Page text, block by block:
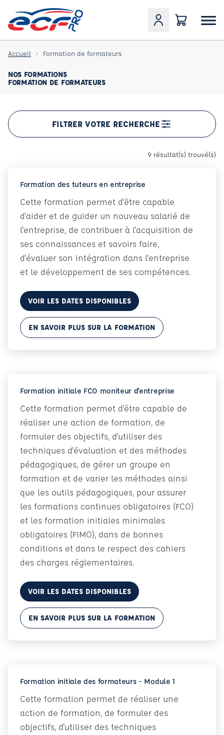
Accueil Formation de formateurs
NOS FORMATIONS
FORMATION DE FORMATEURS
FILTRER VOTRE RECHERCHE
9 résultat(s) trouvé(s)
Formation des tuteurs en entreprise
Cette formation permet d'être capable
d'aider et de guider un nouveau salarié de
l'entreprise, de contribuer à l'acquisition de
ses connaissances et savoirs faire,
d'évaluer son intégration dans l'entreprise
et le développement de ses compétences.
VOIR LES DATES DISPONIBLES
EN SAVOIR PLUS SUR LA FORMATION
Formation initiale FCO moniteur d'entreprise
Cette formation permet d'être capable de
réaliser une action de formation, de
formuler des objectifs, d'utiliser des
techniques d'évaluation et des méthodes
pédagogiques, de gérer un groupe en
formation et de varier les méthodes ainsi
que les outils pédagogiques, pour assurer
les formations continues obligatoires (FCO)
et les formation initiales minimales
obligatoires (FIMO), dans de bonnes
conditions et dans le respect des cahiers
des charges réglementaires.
VOIR LES DATES DISPONIBLES
EN SAVOIR PLUS SUR LA FORMATION
Formation initiale des formateurs - Module 1
Cette formation permet de réaliser une
action de formation, de formuler des
objectifs, d'utiliser des techniques